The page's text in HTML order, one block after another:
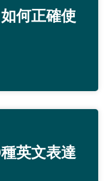
何正確使
英文表達